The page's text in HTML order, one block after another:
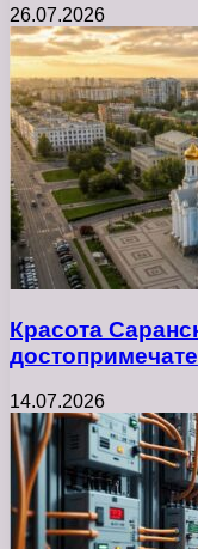
26.07.2026
Красота
14.07.2026